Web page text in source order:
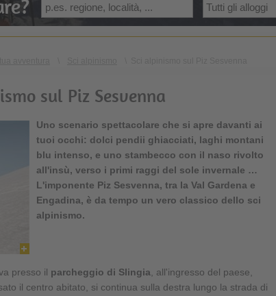
sul Piz Sesvenna
Uno scenario spettacolare che si apre davanti ai
tuoi occhi: dolci pendii ghiacciati, laghi montani
blu intenso, e uno stambecco con il naso rivolto
all'insù, verso i primi raggi del sole invernale …
L'imponente Piz Sesvenna, tra la Val Gardena e
Engadina, è da tempo un vero classico dello sci
alpinismo.
presso il parcheggio di Slingia , all'ingresso del paese,
il centro abitato, si continua sulla destra lungo la strada di